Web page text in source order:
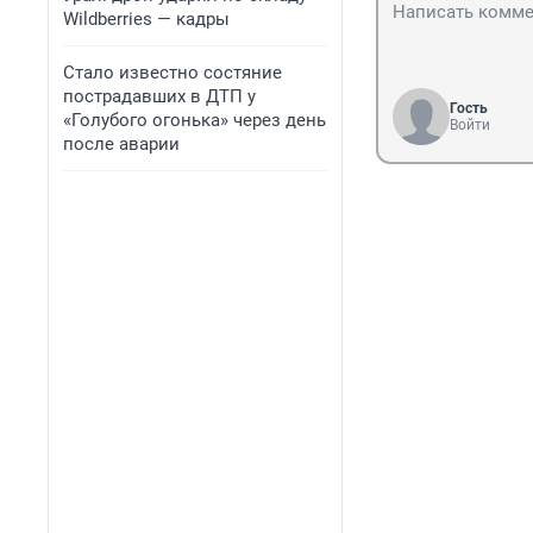
Wildberries — кадры
Стало известно состяние
пострадавших в ДТП у
«Голубого огонька» через день
после аварии
Гость
Войти